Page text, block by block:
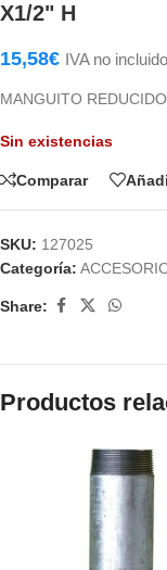
X1/2" H
15,58€ IVA no incluido
MANGUITO
Sin existencias
Comparar
SKU: 127025
Categoría:
Share:
Productos